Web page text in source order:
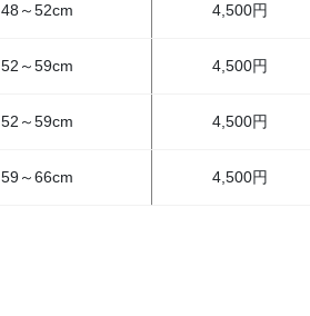
48～52cm 4,500円
52～59cm 4,500円
52～59cm 4,500円
59～66cm 4,500円